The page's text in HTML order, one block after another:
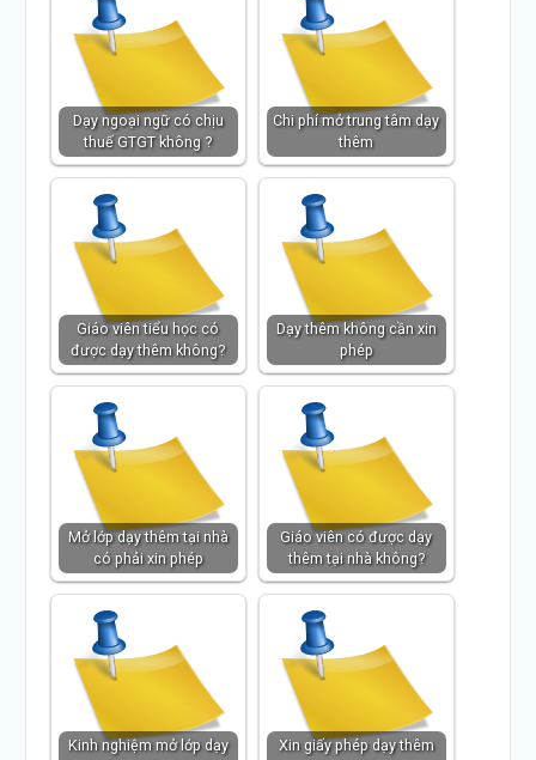
Dạy ngoại ngữ có chịu
thuế GTGT không ?
Chi phí mở trung tâm dạy
thêm
Giáo viên tiểu học có
được dạy thêm không?
Dạy thêm không cần xin
phép
Mở lớp dạy thêm tại nhà
có phải xin phép
Giáo viên có được dạy
thêm tại nhà không?
Kinh nghiệm mở lớp dạy
Xin giấy phép dạy thêm